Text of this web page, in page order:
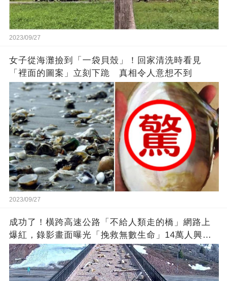
2023/09/27
女子從海灘撿到「一袋貝殼」！回家清洗時看見
「裡面的圖案」立刻下跪 真相令人意想不到
2023/09/27
成功了！橫跨高速公路「不給人類走的橋」網路上
爆紅，錄影畫面曝光「挽救無數生命」14萬人興奮
歡呼